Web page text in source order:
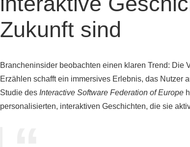
Zukunft sind
Brancheninsider beobachten einen klaren Trend: Die
Erzählen schafft ein immersives Erlebnis, das Nutzer
Studie des Interactive Software Federation of Europe
personalisierten, interaktiven Geschichten, die sie